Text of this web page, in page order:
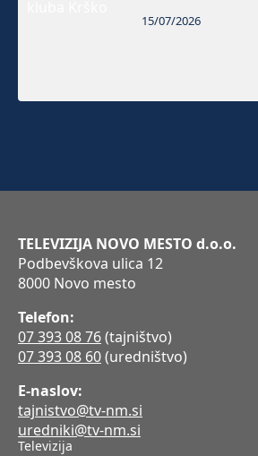
15/07/2026
TELEVIZIJA NOVO MESTO d.o.o.
Podbevškova ulica 12
8000 Novo mesto
Telefon:
07 393 08 76(tajništvo)
07 393 08 60(uredništvo)
E-naslov:
tajnistvo@tv-nm.si
uredniki@tv-nm.si
Televizija